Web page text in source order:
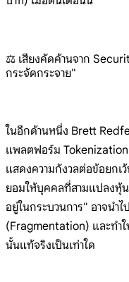
⚖️ เสียงคัดค้านจาก
กระจัดกระจาย"
ในอีกด้านหนึ่ง Brett
แพลตฟอร์ม
แสดงความกังวลต่อข้อยกเ
ยอมให้บุคคลที่สามแปลงหุ้
อยู่ในกระบวนการ" อาจนำ
(Fragmentation) และทำ
นั้นแท้จริงเป็นเท่าใด